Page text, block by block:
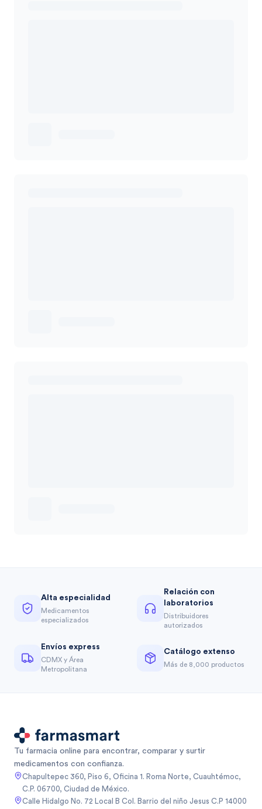
Alta especialidad
Medicamentos
especializados
Relación con
laboratorios
Distribuidores
autorizados
Envíos express
CDMX y Área
Metropolitana
Catálogo extenso
Más de 8,000 productos
Tu farmacia online para encontrar, comparar y surtir
medicamentos con confianza.
Chapultepec 360, Piso 6, Oficina 1. Roma Norte, Cuauhtémoc,
C.P. 06700, Ciudad de México.
Calle Hidalgo No. 72 Local B Col. Barrio del niño Jesus C.P 14000